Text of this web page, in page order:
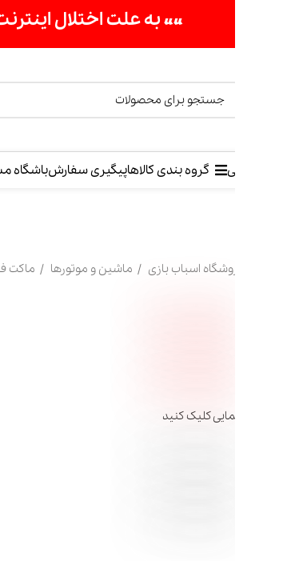
«« به علت اختلال اینترنت در صورت عدم
گروه بندی کالاهاپیگیری سفارشباشگاه مشتریانبلاگ
اسباب بازی ماشین و موتورها ماکت فلزی ماکت
کلیک کنید